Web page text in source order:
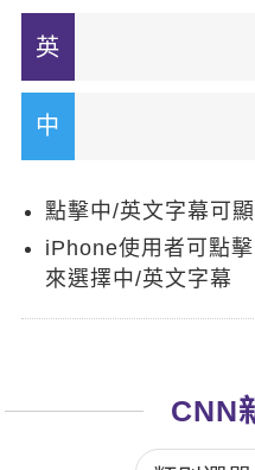
點擊中/英文字幕可
iPhone使用者可點
來選擇中/英文字幕
CNN